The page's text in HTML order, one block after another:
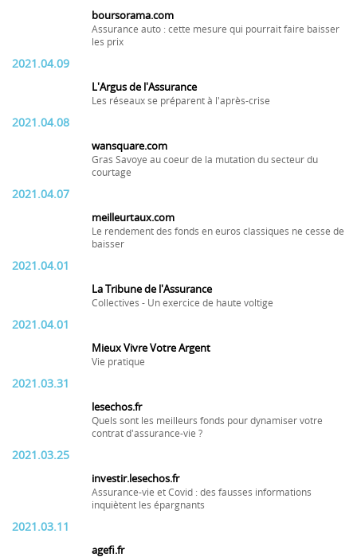
boursorama.com
Assurance auto : cette mesure qui pourrait faire baisser
les prix
2021.04.09
L'Argus de l'Assurance
Les réseaux se préparent à l'après-crise
2021.04.08
wansquare.com
Gras Savoye au coeur de la mutation du secteur du
courtage
2021.04.07
meilleurtaux.com
Le rendement des fonds en euros classiques ne cesse de
baisser
2021.04.01
La Tribune de l'Assurance
Collectives - Un exercice de haute voltige
2021.04.01
Mieux Vivre Votre Argent
Vie pratique
2021.03.31
lesechos.fr
Quels sont les meilleurs fonds pour dynamiser votre
contrat d'assurance-vie ?
2021.03.25
investir.lesechos.fr
Assurance-vie et Covid : des fausses informations
inquiètent les épargnants
2021.03.11
agefi.fr